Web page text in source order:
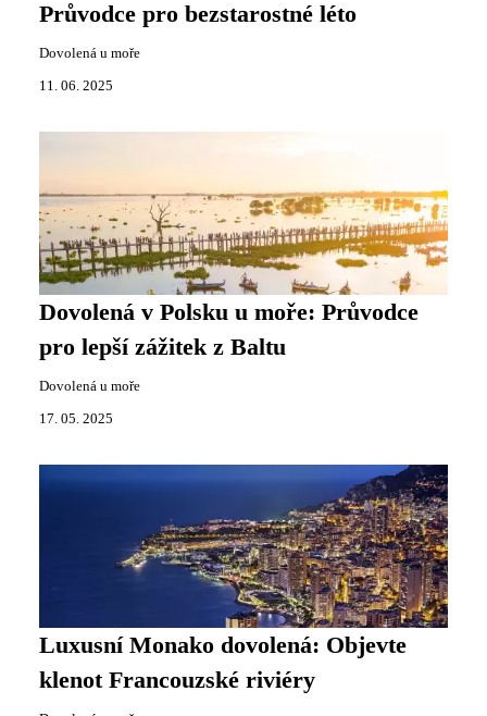
Průvodce pro bezstarostné léto
Dovolená u moře
11. 06. 2025
Dovolená v Polsku u moře: Průvodce
pro lepší zážitek z Baltu
Dovolená u moře
17. 05. 2025
Luxusní Monako dovolená: Objevte
klenot Francouzské riviéry